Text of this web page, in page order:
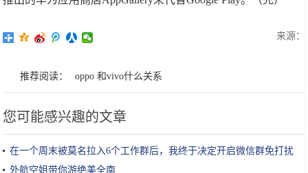
来源：
推荐阅读： oppo 和vivo什么关系
您可能感兴趣的文章
在一个周末被莫名拉入6个工作群后，我终于决定开启微信群免打扰
外航空姐带你游绝美全南